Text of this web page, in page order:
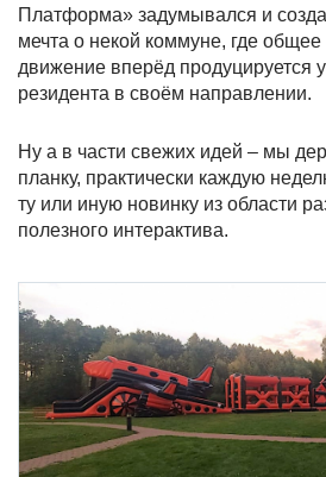
Платформа» задумывался и
мечта о некой коммуне, где общее
движение вперёд продуцируется
резидента в своём направлении.
Ну а в части свежих идей – мы
планку, практически каждую
ту или иную новинку из области
полезного интерактива.